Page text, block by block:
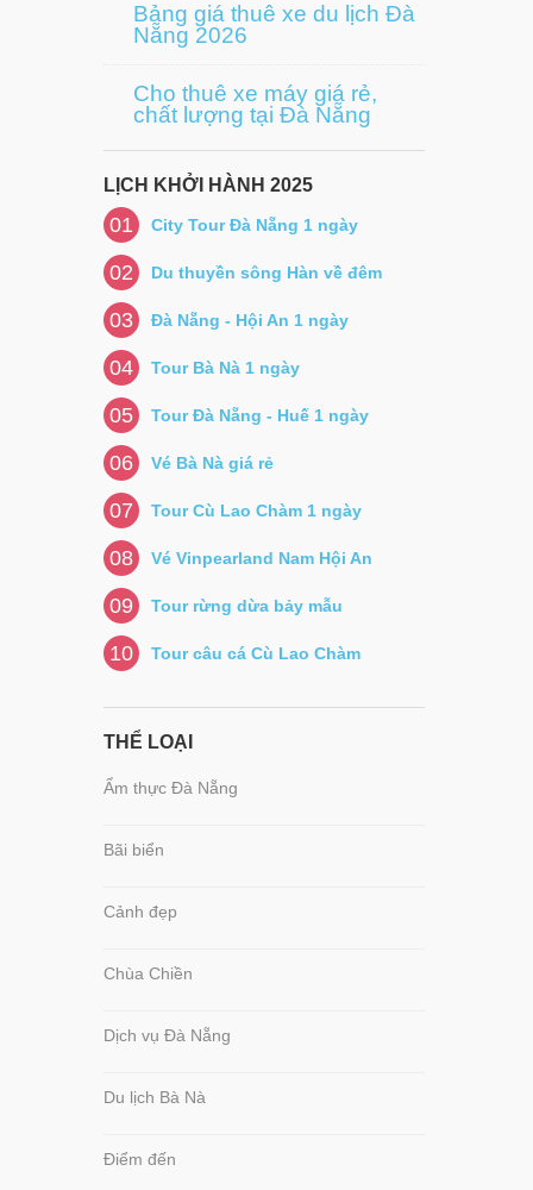
Bảng giá thuê xe du lịch Đà
Nẵng 2026
Cho thuê xe máy giá rẻ,
chất lượng tại Đà Nẵng
LỊCH KHỞI HÀNH 2025
01 City Tour Đà Nẵng 1 ngày
02 Du thuyền sông Hàn về đêm
03 Đà Nẵng - Hội An 1 ngày
04 Tour Bà Nà 1 ngày
05 Tour Đà Nẵng - Huế 1 ngày
06 Vé Bà Nà giá rẻ
07 Tour Cù Lao Chàm 1 ngày
08 Vé Vinpearland Nam Hội An
09 Tour rừng dừa bảy mẫu
10 Tour câu cá Cù Lao Chàm
THỂ LOẠI
Ẩm thực Đà Nẵng
Bãi biển
Cảnh đẹp
Chùa Chiền
Dịch vụ Đà Nẵng
Du lịch Bà Nà
Điểm đến